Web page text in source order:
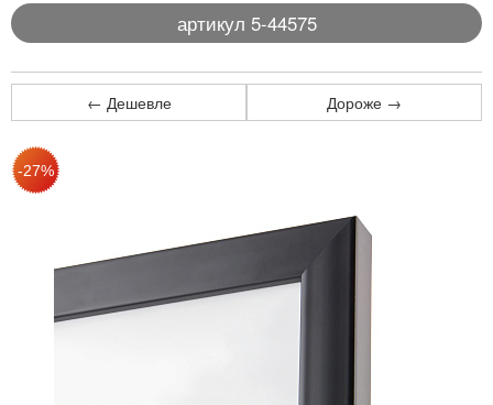
артикул 5-44575
← Дешевле Дороже →